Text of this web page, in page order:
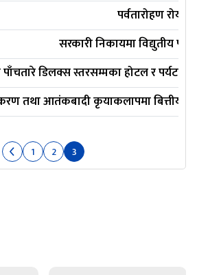
पर्वतारोहण
सरकारी निकायमा विद्युतीय
डिलक्स स्तरसम्मका होटल र
तथा आतंकबादी कृयाकलापमा बित्तीय
1 2 3